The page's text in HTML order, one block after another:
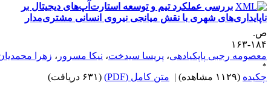
بررسی عملکرد تیم و توسعه استارت‌آپ‌های دیجیتال بر
شهری با نقش میانجی نیروی انسانی مشتری‌مدار
۱۶۳
رجبی پاپکیادهی، پریسا سیدخت،نیکا مسرور، زهرا محمدیان
(۱۱۲۹ مشاهده) | متن کامل (PDF) (۶۳۱ دریافت)